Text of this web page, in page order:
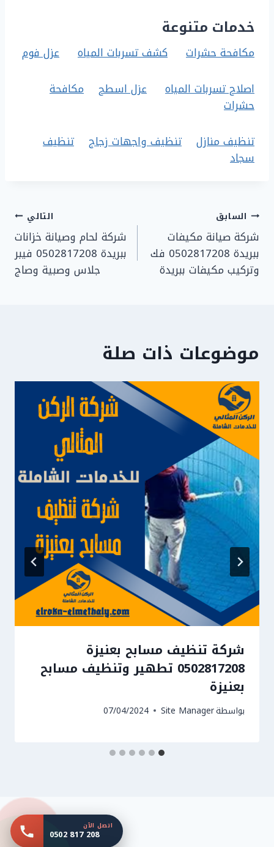
خدمات متنوعة
مكافحة حشرات كشف تسربات المياه
عزل فوم
اصلاح تسربات المياه
عزل اسطح
مكافحة
حشرات
تنظيف منازل
تنظيف واجهات زجاج
تنظيف
سجاد
تصفّح
المقالات
السابق
شركة صيانة مكيفات
ببريدة 0502817208 فك
وتركيب مكيفات ببريدة
التالي
شركة لحام وصيانة خزانات
ببريدة 0502817208 فيبر
جلاس وصبية وصاج
موضوعات ذات صلة
شركة تنظيف مسابح بعنيزة
0502817208 تطهير وتنظيف مسابح
بعنيزة
بواسطةSite Manager
07/04/2024
اتصل الآن
0502 817 208